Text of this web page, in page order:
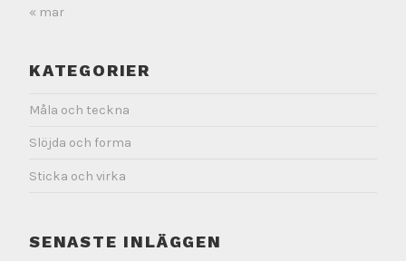
« mar
KATEGORIER
Måla och teckna
Slöjda och forma
Sticka och virka
SENASTE INLÄGGEN